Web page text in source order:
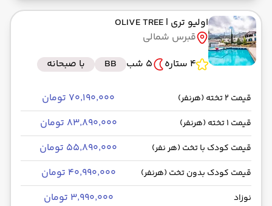
حرکت از مبدا: 17:50
به فرودگاه بین‌المللی صبیحه گوکچن SAW
رسیدن به مقصد : 00:00
از فرودگاه بین‌المللی صبیحه گوکچن SAW
حرکت از مبدا: 22:00
به فرودگاه بین‌المللی امام خمینی IKA
اولیو تری | OLIVE TREE
قبرس شمالی
4 ستاره
5 شب BB با صبحانه
قیمت 2 تخته (هرنفر) ۷۰٬۱۹۰٬۰۰۰ تومان
قیمت 1 تخته (هرنفر) ۸۳٬۸۹۰٬۰۰۰ تومان
قیمت کودک با تخت (هر نفر) ۵۵٬۸۹۰٬۰۰۰ تومان
قیمت کودک بدون تخت (هرنفر) ۴۰٬۹۹۰٬۰۰۰ تومان
نوزاد ۳٬۹۹۰٬۰۰۰ تومان